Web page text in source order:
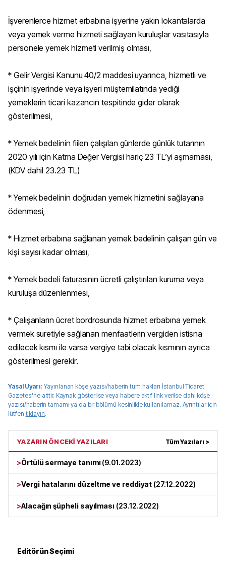
İşverenlerce hizmet erbabına işyerine yakın lokantalarda
veya yemek verme hizmeti sağlayan kuruluşlar vasıtasıyla
personele yemek hizmeti verilmiş olması,
* Gelir Vergisi Kanunu 40/2 maddesi uyarınca, hizmetli ve
işçinin işyerinde veya işyeri müştemilatında yediği
yemeklerin ticari kazancın tespitinde gider olarak
gösterilmesi,
* Yemek bedelinin fiilen çalışılan günlerde günlük tutarının
2020 yılı için Katma Değer Vergisi hariç 23 TL’yi aşmaması,
(KDV dahil 23.23 TL)
* Yemek bedelinin doğrudan yemek hizmetini sağlayana
ödenmesi,
* Hizmet erbabına sağlanan yemek bedelinin çalışan gün ve
kişi sayısı kadar olması,
* Yemek bedeli faturasının ücretli çalıştırılan kuruma veya
kuruluşa düzenlenmesi,
* Çalışanların ücret bordrosunda hizmet erbabına yemek
vermek suretiyle sağlanan menfaatlerin vergiden istisna
edilecek kısmı ile varsa vergiye tabi olacak kısmının ayrıca
gösterilmesi gerekir.
Yasal Uyarı: Yayınlanan köşe yazısı/haberin tüm haklarıİstanbul Ticaret
Gazetesi'ne aittir. Kaynak gösterilse veya habere aktif link verilse dahi köşe
yazısı/haberin tamamı ya da bir bölümü kesinlikle kullanılamaz. Ayrıntılar için
lütfen tıklayın.
YAZARIN ÖNCEKİ YAZILARI Tüm Yazıları >
>Örtülü sermaye tanımı(9.01.2023)
>Vergi hatalarını düzeltme ve reddiyat (27.12.2022)
>Alacağın şüpheli sayılması (23.12.2022)
Editörün Seçimi